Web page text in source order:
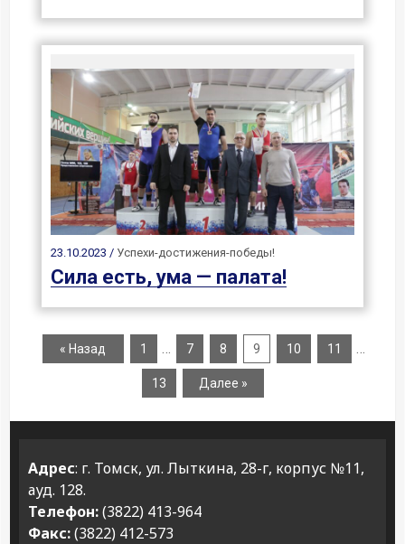
23.10.2023 / Успехи-достижения-победы!
Сила есть, ума — палата!
« Назад 1 … 7 8 9 10 11 …
13 Далее »
Адрес: г. Томск, ул. Лыткина, 28-г, корпус №11,
ауд. 128.
Телефон:(3822) 413-964
Факс:(3822) 412-573